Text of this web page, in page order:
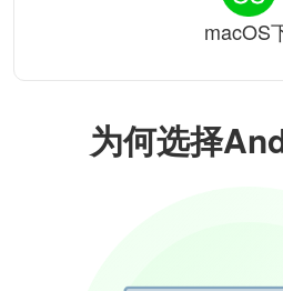
为何选择
macOS